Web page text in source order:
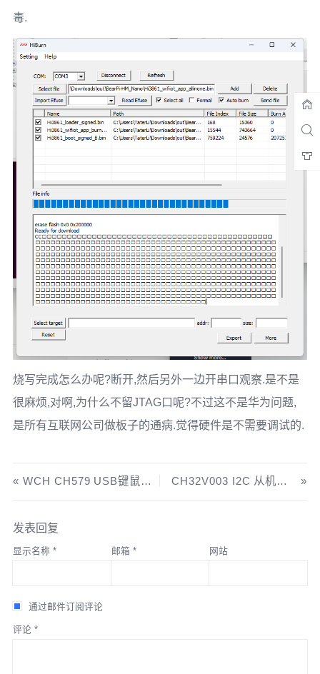
毒.
烧写完成怎么办呢?断开,然后另外一边开串口观察.是不是
很麻烦,对啊,为什么不留JTAG口呢?不过这不是华为问题,
是所有互联网公司做板子的通病.觉得硬件是不需要调试的.
WCH CH579 USB键鼠例子完美解释版 CH32V003 I2C 从机实现
发表回复
显示名称 * 邮箱 * 网站
通过邮件订阅评论
评论 *